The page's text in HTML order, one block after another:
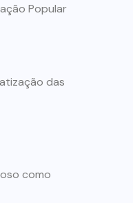
Popular
das
como